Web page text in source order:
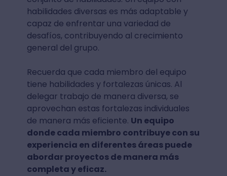
habilidades diversas es más adaptable y
capaz de enfrentar una variedad de
desafíos, contribuyendo al crecimiento
general del grupo.
Recuerda que cada miembro del equipo
tiene habilidades y fortalezas únicas. Al
delegar trabajo de manera diversa, se
aprovechan estas fortalezas individuales
de manera más eficiente. Un equipo
donde cada miembro contribuye con su
experiencia en diferentes áreas puede
abordar proyectos de manera más
completa y eficaz.